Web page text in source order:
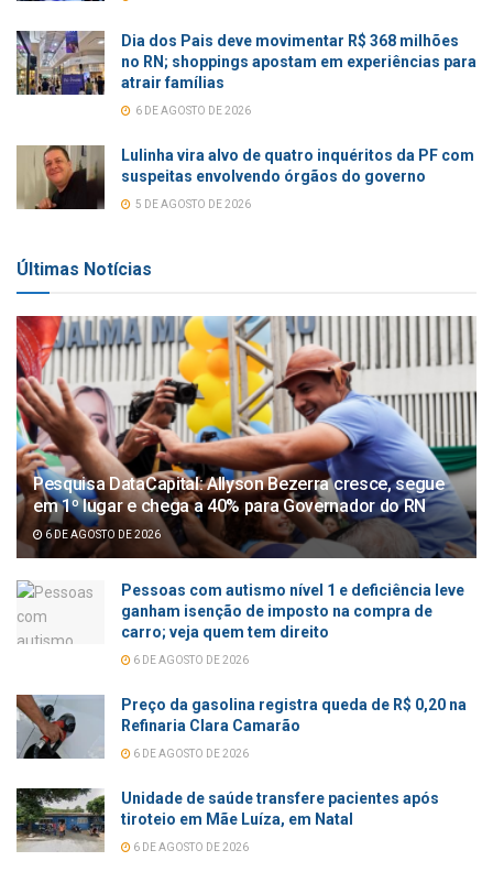
Dia dos Pais deve movimentar R$ 368 milhões
no RN; shoppings apostam em experiências para
atrair famílias
6 DE AGOSTO DE 2026
Lulinha vira alvo de quatro inquéritos da PF com
suspeitas envolvendo órgãos do governo
5 DE AGOSTO DE 2026
Últimas Notícias
Pesquisa DataCapital: Allyson Bezerra cresce, segue
em 1º lugar e chega a 40% para Governador do RN
6 DE AGOSTO DE 2026
Pessoas com autismo nível 1 e deficiência leve
ganham isenção de imposto na compra de
carro; veja quem tem direito
6 DE AGOSTO DE 2026
Preço da gasolina registra queda de R$ 0,20 na
Refinaria Clara Camarão
6 DE AGOSTO DE 2026
Unidade de saúde transfere pacientes após
tiroteio em Mãe Luíza, em Natal
6 DE AGOSTO DE 2026